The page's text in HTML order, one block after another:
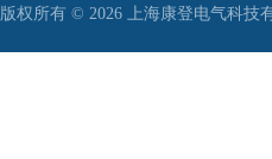
版权所有 © 2026 上海康登电气科技